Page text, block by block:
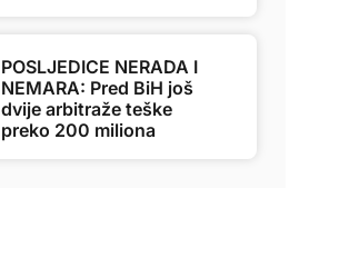
POSLJEDICE NERADA I
NEMARA: Pred BiH još
dvije arbitraže teške
preko 200 miliona